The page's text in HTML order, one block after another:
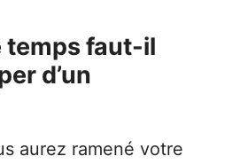
temps faut-il
d’un
aurez ramené votre